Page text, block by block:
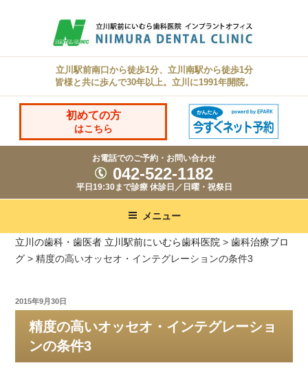
キ
立川駅前南口から徒歩1分、立川南駅から徒歩1分
皆様と共に歩んで30年以上。立川に1991年開院。
初めての方
はこちら
お電話でのご予約・お問い合わせ
042-522-1182
平日19:30まで診療 休診日／日曜・祝祭日
メニュー
立川の歯科・歯医者 立川駅前にいむら歯科医院 >歯科治療ブロ
グ >精度の高いオッセオ・インテグレーションの条件3
投
2015年9月30日
精度の高いオッセオ・インテグレーショ
ンの条件3